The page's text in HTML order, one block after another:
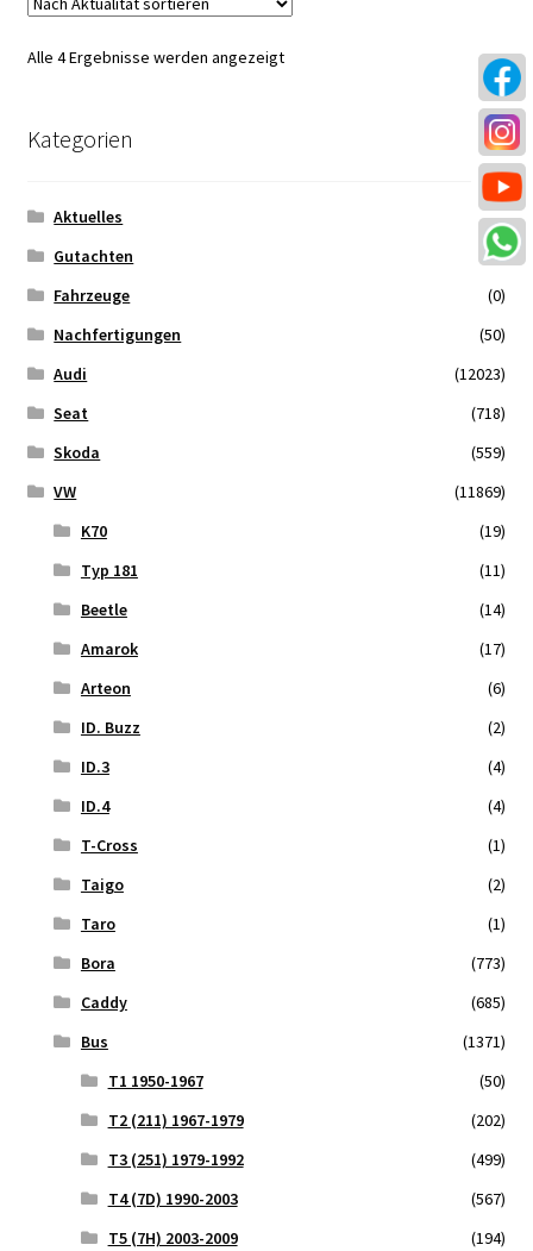
Alle 4 Ergebnisse werden angezeigtNach
Kategorien
Aktuelles
(11)
Gutachten
(8)
Fahrzeuge
(0)
Nachfertigungen
(50)
Audi
(12023)
Seat
(718)
Skoda
(559)
VW
(11869)
K70
(19)
Typ 181
(11)
Beetle
(14)
Amarok
(17)
Arteon
(6)
ID. Buzz
(2)
ID.3
(4)
ID.4
(4)
T-Cross
(1)
Taigo
(2)
Taro
(1)
Bora
(773)
Caddy
(685)
Bus
(1371)
T1 1950-1967
(50)
T2 (211) 1967-1979
(202)
T3 (251) 1979-1992
(499)
T4 (7D) 1990-2003
(567)
T5 (7H) 2003-2009
(194)